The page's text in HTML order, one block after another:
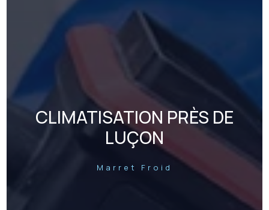
CLIMATISATION PRÈS DE
LUÇON
Marret Froid